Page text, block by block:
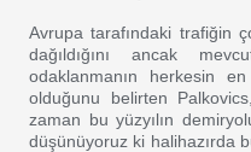
Avrupa tarafındaki trafiğin
dağıldığını ancak
odaklanmanın herkesin
olduğunu belirten Palkovics,
zaman bu yüzyılın demiryolu
düşünüyoruz ki halihazırda